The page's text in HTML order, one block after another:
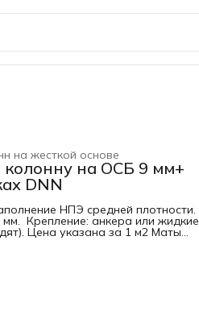
на жесткой основе
колонну на ОСБ 9 мм+
DNN
НПЭ средней плотности.
Крепление: анкера или жидкие
Цена указана за 1 м2 Маты
залов и залов
в соответствии с
различные варианты
набивки оговаривается. Как
используется ОСБ.
НПЭ плотности 120 кг/м3.